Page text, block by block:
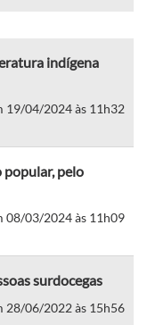
indígena
19/04/2024 às 11h32
popular, pelo
08/03/2024 às 11h09
surdocegas
28/06/2022 às 15h56